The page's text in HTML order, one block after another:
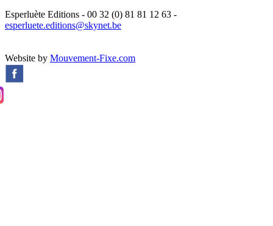
Esperluète Editions - 00 32 (0) 81 81 12 63 -
esperluete.editions@skynet.be
Website by Mouvement-Fixe.com